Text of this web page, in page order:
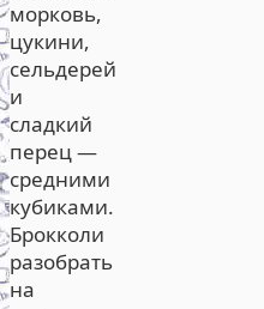
морковь,
цукини,
сельдерей
и
сладкий
перец —
средними
кубиками.
Брокколи
разобрать
на